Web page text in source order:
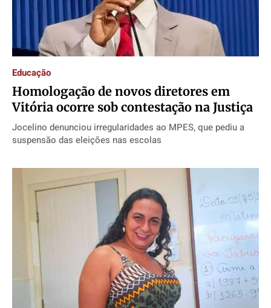
Educação
Homologação de novos diretores em
Vitória ocorre sob contestação na Justiça
Jocelino denunciou irregularidades ao MPES, que pediu a
suspensão das eleições nas escolas